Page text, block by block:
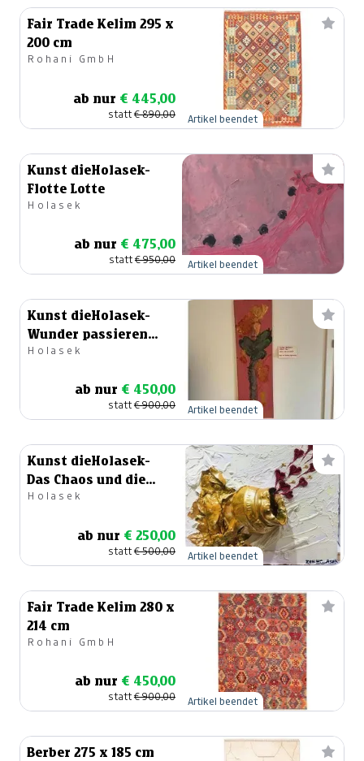
Fair Trade Kelim 295 x
200 cm
Rohani GmbH
ab nur € 445,00
statt€ 890,00 Artikel beendet
Kunst dieHolasek-
Flotte Lotte
Holasek
ab nur € 475,00
statt€ 950,00 Artikel beendet
Kunst dieHolasek-
Wunder passieren
jeden Tag
Holasek
ab nur € 450,00
statt€ 900,00 Artikel beendet
Kunst dieHolasek-
Das Chaos und die
Liebe
Holasek
ab nur € 250,00
statt€ 500,00 Artikel beendet
Fair Trade Kelim 280 x
214 cm
Rohani GmbH
ab nur € 450,00
statt€ 900,00 Artikel beendet
Berber 275 x 185 cm